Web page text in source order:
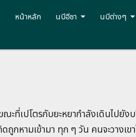
หน้าหลัก นบีอีซา นบีต่างๆ
ะที่เปโตรกับยะหยากำลังเดินไปยั
ถูกหามเข้ามา ทุก ๆ วัน คนจะวางเข